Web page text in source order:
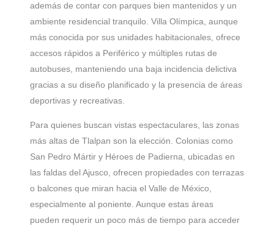
además de contar con parques bien mantenidos y un
ambiente residencial tranquilo. Villa Olímpica, aunque
más conocida por sus unidades habitacionales, ofrece
accesos rápidos a Periférico y múltiples rutas de
autobuses, manteniendo una baja incidencia delictiva
gracias a su diseño planificado y la presencia de áreas
deportivas y recreativas.
Para quienes buscan vistas espectaculares, las zonas
más altas de Tlalpan son la elección. Colonias como
San Pedro Mártir y Héroes de Padierna, ubicadas en
las faldas del Ajusco, ofrecen propiedades con terrazas
o balcones que miran hacia el Valle de México,
especialmente al poniente. Aunque estas áreas
pueden requerir un poco más de tiempo para acceder